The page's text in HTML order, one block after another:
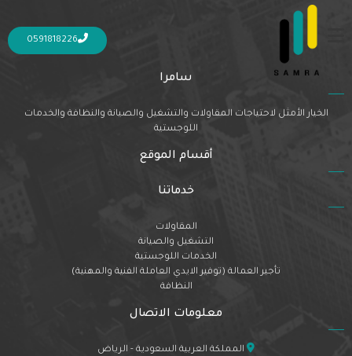
0591818226
Nothing Found
It seems we can’t find what you’re looking for. Perhaps searching can help.
سامرا
الخيار الأمثل لاحتياجات المقاولات والتشغيل والصيانة والنظافة والخدمات
اللوجستية
أقسام الموقع
خدماتنا
المقاولات
التشغيل والصيانة
الخدمات اللوجستية
تأجير العمالة (توفير الايدي العاملة الفنية والمهنية)
النظافة
معلومات الاتصال
المملكة العربية السعودية - الرياض